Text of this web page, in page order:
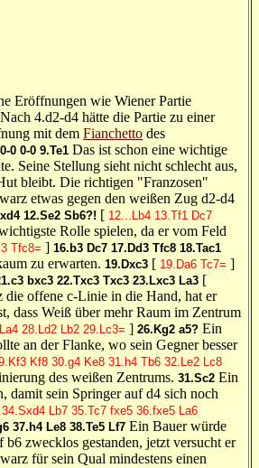
Eröffnungen wie Wiener Partie
Nach 4.d2-d4 hätte die Partie zu einer
mit dem Fianchetto des
0 0-0 9.Te1 Das ist schon eine wichtige
Seine Stellung sieht nicht schlecht aus,
bleibt. Die richtigen "Franzosen"
etwas gegen den weißen Zug d2-d4
12.Se2 Sb6?! [ 12...Lb4 13.Tf1 Dc7
Rolle spielen, da er vom Feld
Tfc8= ] 16.b3 Dc7 17.Dd3 Tfc8 18.Tac1
zu erwarten. 19.Dxc3 [ 19.Da6 Tc7= ]
bxc3 22.Txc3 Txc3 23.Lxc3 La3 [
die offene c-Linie in die Hand, hat er
dass Weiß über mehr Raum im Zentrum
La4 28.Ld2 Lb2 29.Lc3= ] 26.Kg2 a5? Ein
an der Flanke, wo sein Gegner besser
Kf8 30.g4 Ke8 31.h4 Tb6 32.Le2
Lc8
des weißen Zentrums. 31.Sc2 Ein
damit sein Springer auf d4 sich noch
34.Sxd4 Lb7 35.Tc7 fxe5 36.fxe5
La6
37.h4 Le8 38.Te5 Lf7 Ein Bauer würde
b6 zwecklos gestanden, jetzt versucht er
für sein Qual mindestens einen